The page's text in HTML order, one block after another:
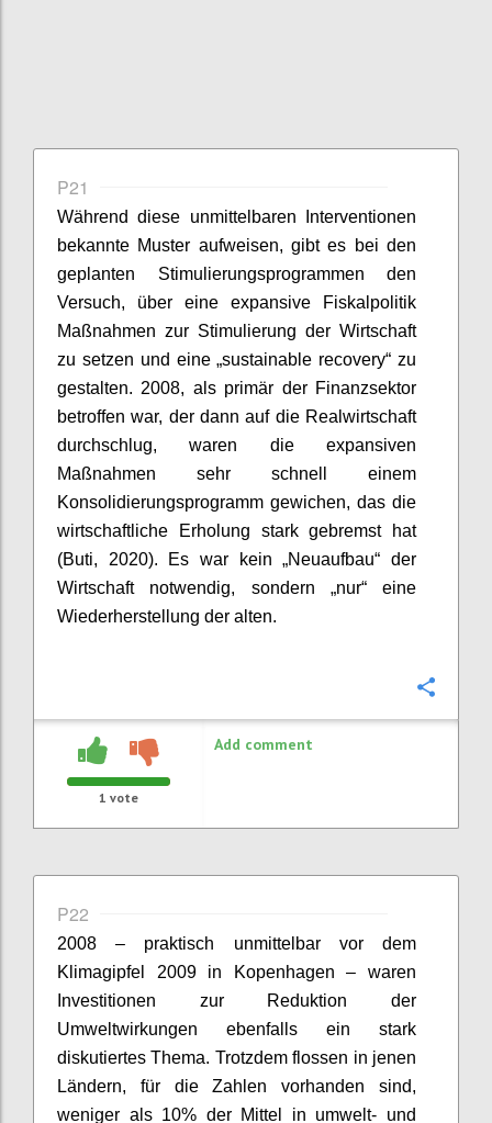
P21
Während diese unmittelbaren Interventionen
bekannte Muster aufweisen, gibt es bei den
geplanten Stimulierungsprogrammen den
Versuch, über eine expansive Fiskalpolitik
Maßnahmen zur Stimulierung der Wirtschaft
zu setzen und eine „sustainable recovery“ zu
gestalten. 2008, als primär der Finanzsektor
betroffen war, der dann auf die Realwirtschaft
durchschlug, waren die expansiven
Maßnahmen sehr schnell einem
Konsolidierungsprogramm gewichen, das die
wirtschaftliche Erholung stark gebremst hat
(Buti, 2020). Es war kein „Neuaufbau“ der
Wirtschaft notwendig, sondern „nur“ eine
Wiederherstellung der alten.
1 vote
Add comment
P22
2008 – praktisch unmittelbar vor dem
Klimagipfel 2009 in Kopenhagen – waren
Investitionen zur Reduktion der
Umweltwirkungen ebenfalls ein stark
diskutiertes Thema. Trotzdem flossen in jenen
Ländern, für die Zahlen vorhanden sind,
weniger als 10% der Mittel in umwelt- und